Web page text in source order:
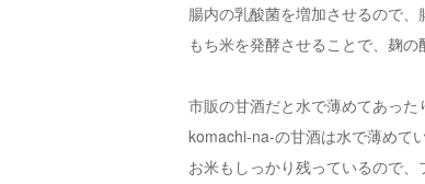
腸内の乳酸菌を増加させるので、
もち米を発酵させることで、麹
市販の甘酒だと水で薄めてあった
komachi-na-の甘酒は水で薄めて
お米もしっかり残っているので、